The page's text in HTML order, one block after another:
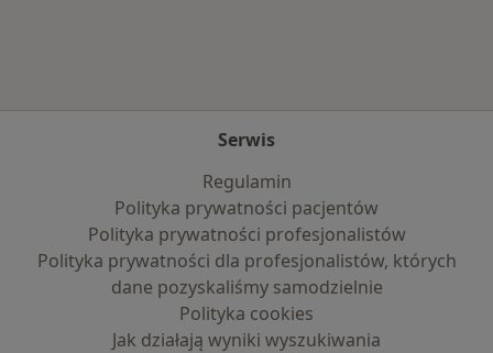
Serwis
Regulamin
Polityka prywatności pacjentów
Polityka prywatności profesjonalistów
Polityka prywatności dla profesjonalistów, których
dane pozyskaliśmy samodzielnie
Polityka cookies
Jak działają wyniki wyszukiwania